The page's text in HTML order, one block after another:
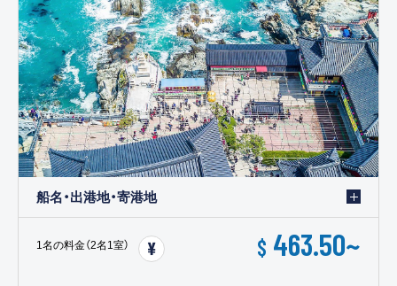
船名・出港地・寄港地
1名の料金（2名1室） $ 463.50~